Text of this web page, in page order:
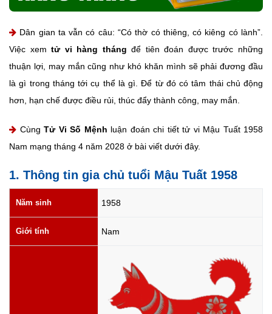
Dân gian ta vẫn có câu: “Có thờ có thiêng, có kiêng có lành”.
Việc xemtử vi hàng tháng để tiên đoán được trước những
thuận lợi, may mắn cũng như khó khăn mình sẽ phải đương đầu
là gì trong tháng tới cụ thể là gì. Để từ đó có tâm thái chủ động
hơn, hạn chế được điều rủi, thúc đẩy thành công, may mắn.
Cùng Tử Vi Số Mệnh luận đoán chi tiết tử vi Mậu Tuất 1958
Nam mạng tháng 4 năm 2028 ở bài viết dưới đây.
1. Thông tin gia chủ tuổi Mậu Tuất 1958
Năm sinh 1958
Giới tính Nam